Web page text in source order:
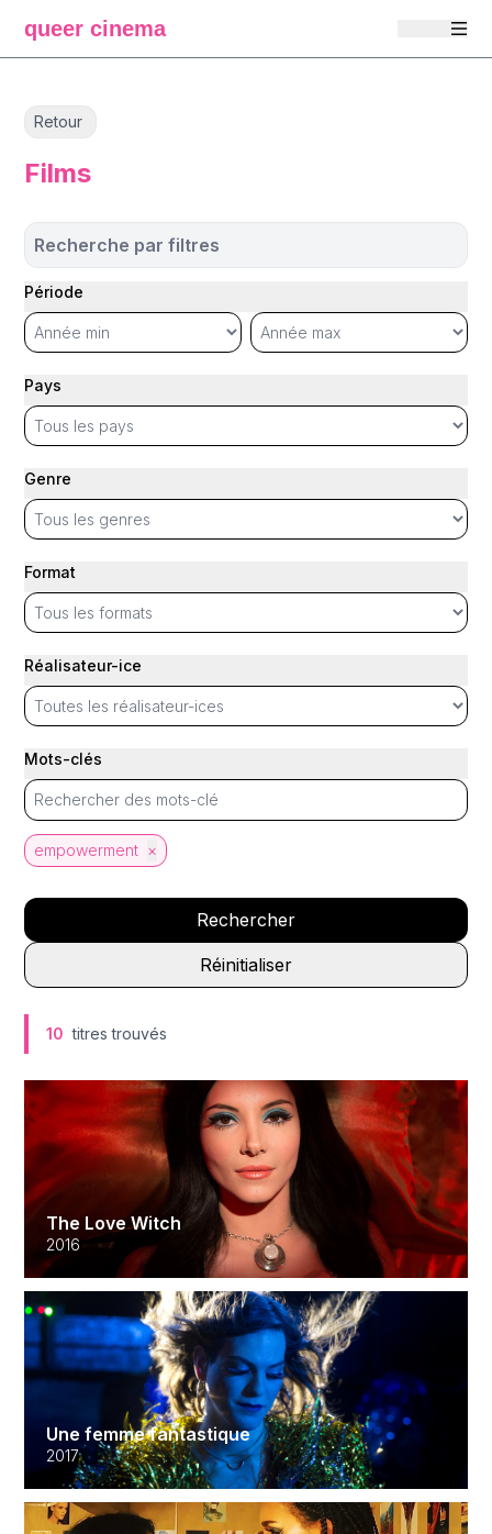
queer cinema
Retour
Films
Recherche par filtres
Période
Pays
Genre
Format
Réalisateur-ice
Mots-clés
empowerment ×
Rechercher
Réinitialiser
10 titres trouvés
The Love Witch
2016
Une femme fantastique
2017